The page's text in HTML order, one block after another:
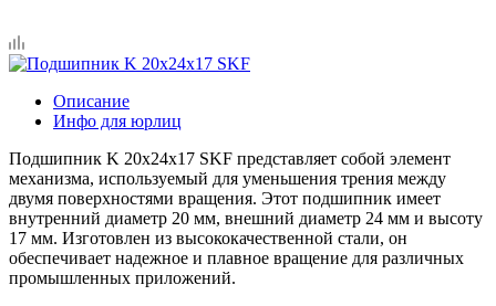
Описание
Инфо для юрлиц
Подшипник K 20x24x17 SKF представляет собой элемент
механизма, используемый для уменьшения трения между
двумя поверхностями вращения. Этот подшипник имеет
внутренний диаметр 20 мм, внешний диаметр 24 мм и высоту
17 мм. Изготовлен из высококачественной стали, он
обеспечивает надежное и плавное вращение для различных
промышленных приложений.